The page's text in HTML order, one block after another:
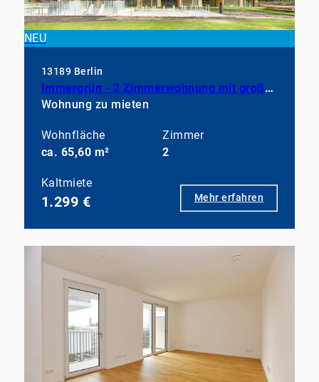
NEU
13189 Berlin
Immergrün - 2 Zimmerwohnung mit großem Balkon, EBK und Duschbad
Wohnung zu mieten
Wohnfläche
ca. 65,60 m²
Zimmer
2
Kaltmiete
1.299 € Mehr erfahren